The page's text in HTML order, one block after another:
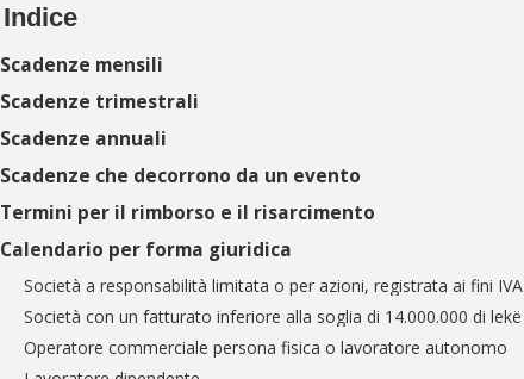
Indice
Scadenze mensili
Scadenze trimestrali
Scadenze annuali
Scadenze che decorrono da un evento
Termini per il rimborso e il risarcimento
Calendario per forma giuridica
Società a responsabilità limitata o per azioni, registrata ai fini IVA
Società con un fatturato inferiore alla soglia di 14.000.000 di lekë
Operatore commerciale persona fisica o lavoratore autonomo